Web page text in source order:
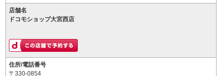
店舗名
ドコモショップ大宮西店
住所/電話番号
〒330-0854